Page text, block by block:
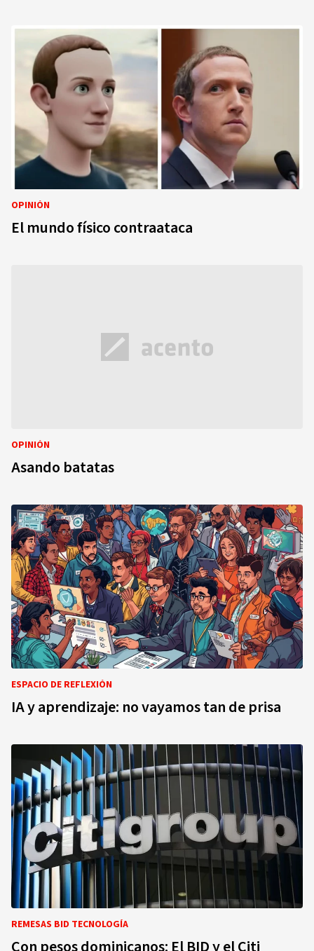
OPINIÓN
El mundo físico contraataca
OPINIÓN
Asando batatas
ESPACIO DE REFLEXIÓN
IA y aprendizaje: no vayamos tan de prisa
REMESAS BID TECNOLOGÍA